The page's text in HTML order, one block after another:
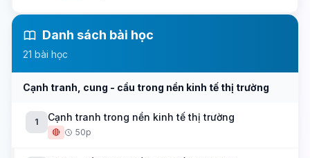
Danh sách bài học
21 bài học
Cạnh tranh, cung - cầu trong nền kinh tế thị trường
1 Cạnh tranh trong nền kinh tế thị trường
🔴 50p